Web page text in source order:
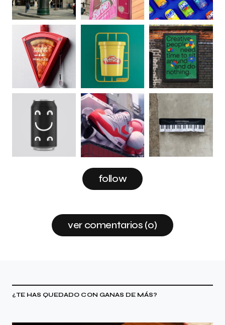
follow
ver comentarios (0)
¿TE HAS QUEDADO CON GANAS DE MÁS?